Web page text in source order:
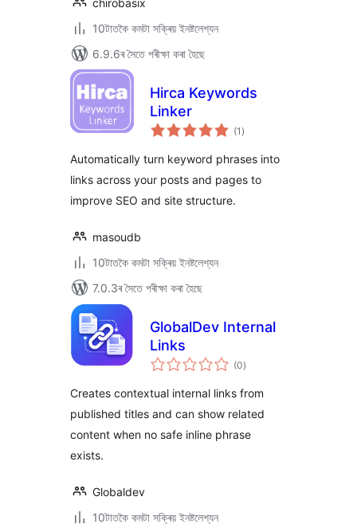
chirobasix
10টাতকৈ কমটা সক্ৰিয় ইনষ্টলেশ্যন
6.9.6ৰ সৈতে পৰীক্ষা কৰা হৈছে
Hirca Keywords
Linker
(1 টা
মুঠ)
Automatically turn keyword phrases into
links across your posts and pages to
improve SEO and site structure.
masoudb
10টাতকৈ কমটা সক্ৰিয় ইনষ্টলেশ্যন
7.0.3ৰ সৈতে পৰীক্ষা কৰা হৈছে
GlobalDev Internal
Links
(0টা
মুঠ)
Creates contextual internal links from
published titles and can show related
content when no safe inline phrase
exists.
Globaldev
10টাতকৈ কমটা সক্ৰিয় ইনষ্টলেশ্যন